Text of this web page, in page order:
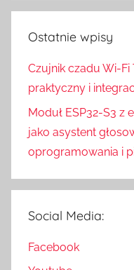
Ostatnie wpisy
Czujnik czadu Wi-Fi
praktyczny i
Moduł ESP32-S3 z
jako asystent
oprogramowania i
Social Media:
Facebook